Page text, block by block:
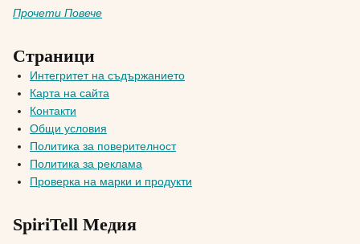
Прочети Повече
Страници
Интегритет на съдържанието
Карта на сайта
Контакти
Общи условия
Политика за поверителност
Политика за реклама
Проверка на марки и продукти
SpiriTell Медия